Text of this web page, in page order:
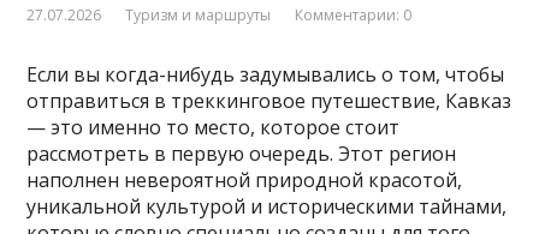
27.07.2026 Туризм и маршруты Комментарии: 0
Если вы когда-нибудь задумывались о том, чтобы
отправиться в треккинговое путешествие, Кавказ
— это именно то место, которое стоит
рассмотреть в первую очередь. Этот регион
наполнен невероятной природной красотой,
уникальной культурой и историческими тайнами,